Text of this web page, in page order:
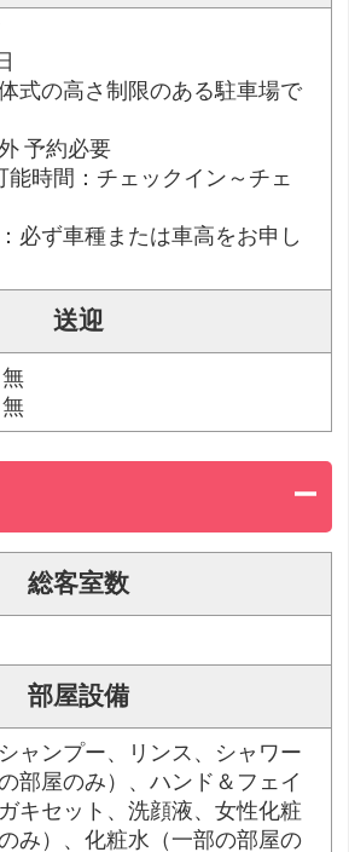
式の高さ制限のある駐車場で
予約必要
能時間：チェックイン～チェ
必ず車種または車高をお申し
送迎
総客室数
部屋設備
ャンプー、リンス、シャワー
部屋のみ）、ハンド＆フェイ
キセット、洗顔液、女性化粧
み）、化粧水（一部の部屋の